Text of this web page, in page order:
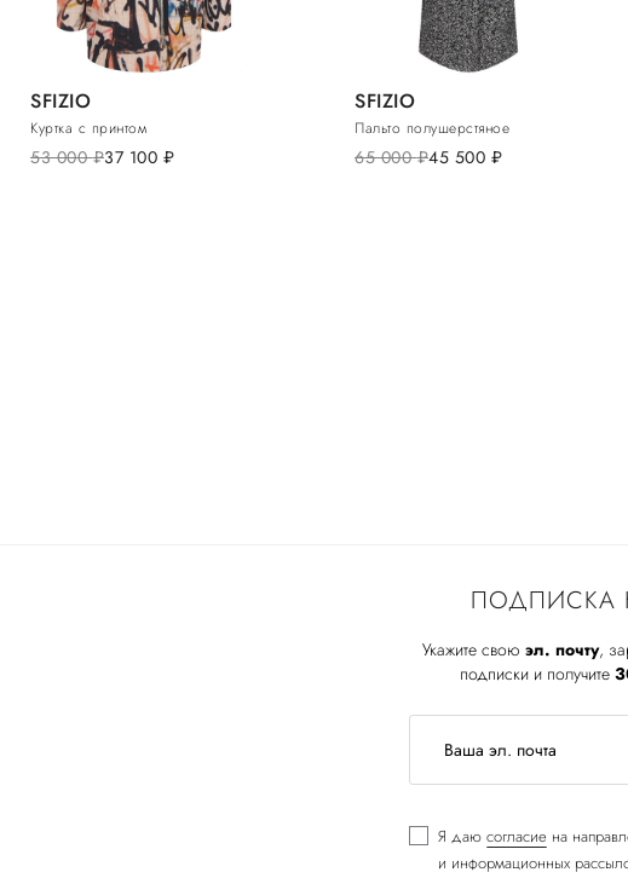
SFIZIO
Куртка с принтом
53 000руб.37 100 руб.
SFIZIO
Пальто полушерстяное
65 000руб.45 500 руб.
ПОДПИСКА
Укажите свою эл. почту,
подписки и получите
Я даю согласие на
и информационных